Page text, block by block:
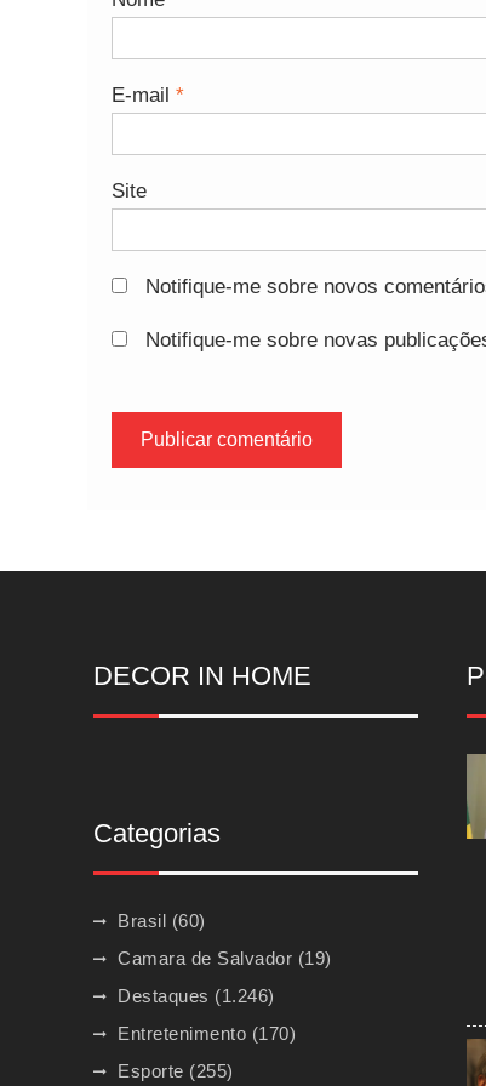
E-mail *
Site
Notifique-me sobre novos
Notifique-me sobre novas
DECOR IN HOME
Categorias
Brasil (60)
Camara de Salvador (19)
Destaques (1.246)
Entretenimento (170)
Esporte (255)